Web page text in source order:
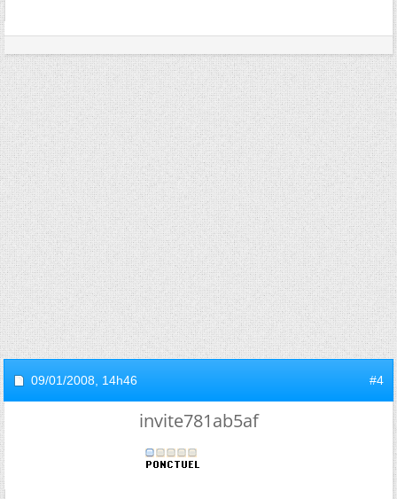
09/01/2008, 14h46 #4
invite781ab5af